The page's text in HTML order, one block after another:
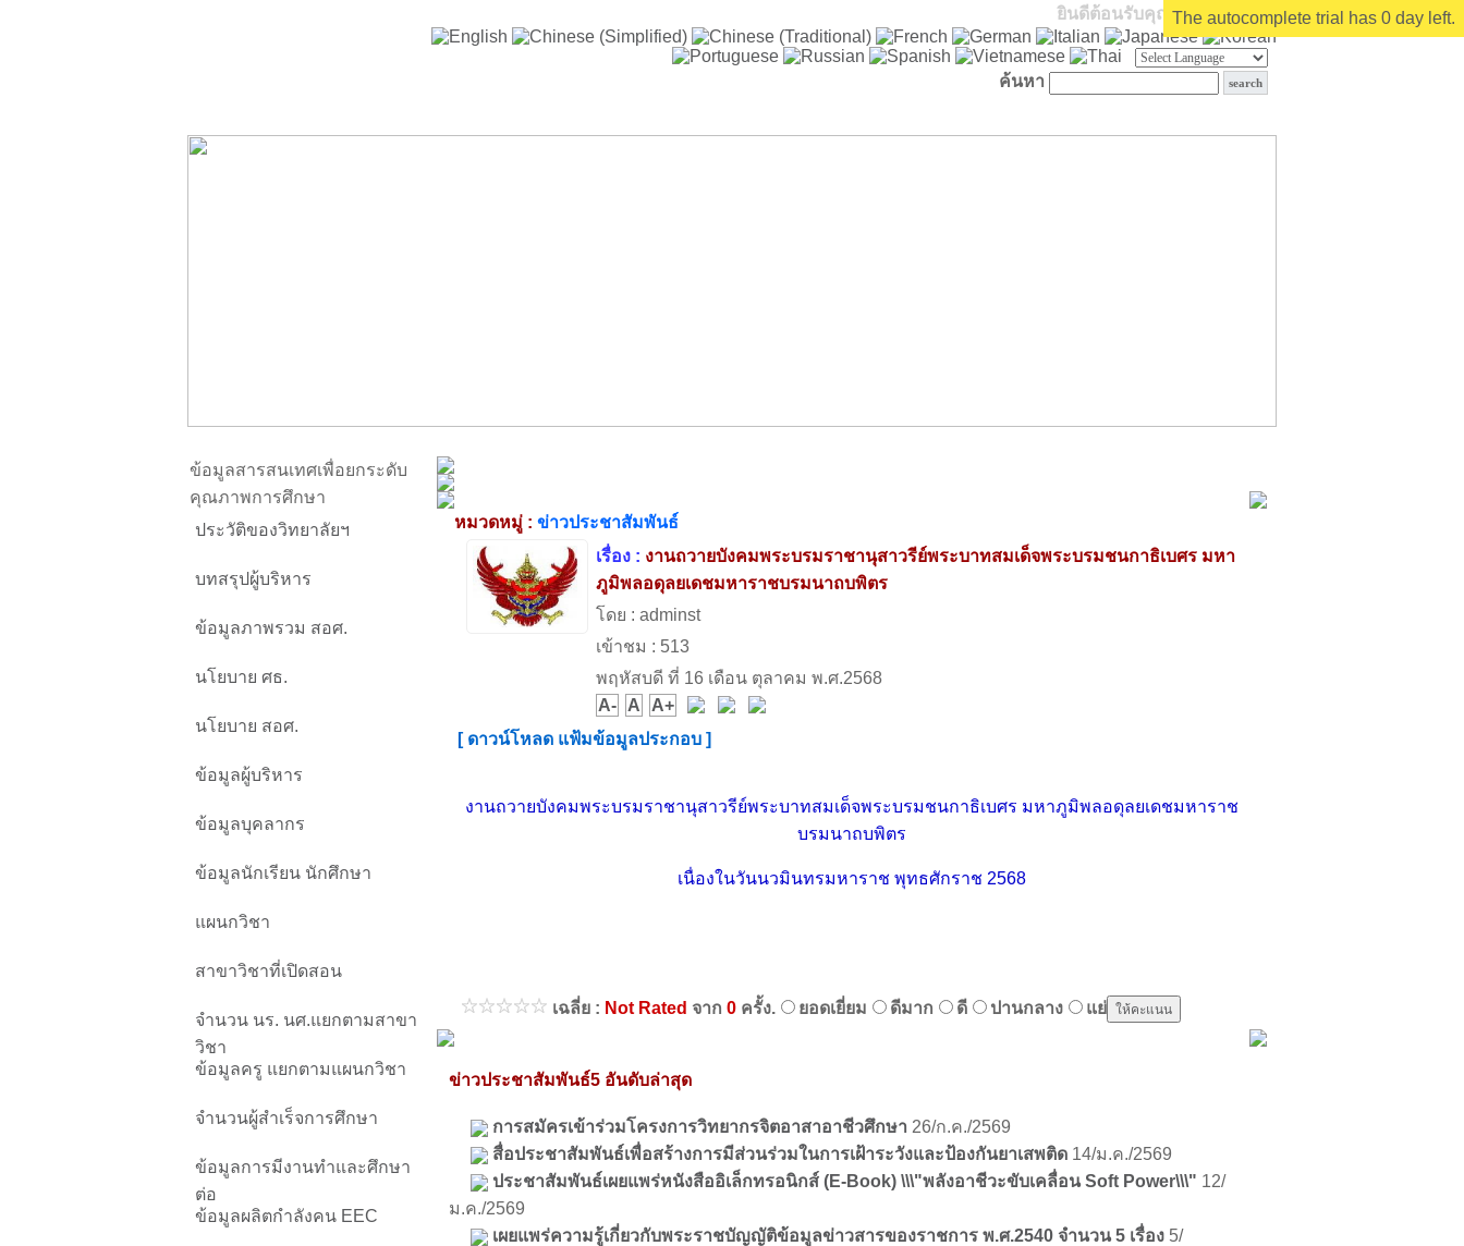
ยินดีต้อนรับคุณบุคคลทั่วไป
ค้นหา
ข้อมูลสารสนเทศเพื่อยกระดับ
คุณภาพการศึกษา
ประวัติของวิทยาลัยฯ
บทสรุปผู้บริหาร
ข้อมูลภาพรวม สอศ.
นโยบาย ศธ.
นโยบาย สอศ.
ข้อมูลผู้บริหาร
ข้อมูลบุคลากร
ข้อมูลนักเรียน นักศึกษา
แผนกวิชา
สาขาวิชาที่เปิดสอน
จำนวน นร. นศ.แยกตามสาขา
วิชา
ข้อมูลครู แยกตามแผนกวิชา
จำนวนผู้สำเร็จการศึกษา
ข้อมูลการมีงานทำและศึกษา
ต่อ
ข้อมูลผลิตกำลังคน EEC
หมวดหมู่ : ข่าวประชาสัมพันธ์
เรื่อง : งานถวายบังคมพระบรมราชานุสาวรีย์พระบาทสมเด็จพระบรมชนกาธิเบศร มหา
ภูมิพลอดุลยเดชมหาราชบรมนาถบพิตร
โดย : adminst
เข้าชม : 513
พฤหัสบดี ที่ 16 เดือน ตุลาคม พ.ศ.2568
A-
A
A+
[ ดาวน์โหลด แฟ้มข้อมูลประกอบ ]
งานถวายบังคมพระบรมราชานุสาวรีย์พระบาทสมเด็จพระบรมชนกาธิเบศร มหาภูมิพลอดุลยเดชมหาราช
บรมนาถบพิตร
เนื่องในวันนวมินทรมหาราช พุทธศักราช 2568
เฉลี่ย : Not Rated จาก 0 ครั้ง. ยอดเยี่ยม ดีมาก ดี ปานกลาง แย่
ข่าวประชาสัมพันธ์5 อันดับล่าสุด
การสมัครเข้าร่วมโครงการวิทยากรจิตอาสาอาชีวศึกษา 26/ก.ค./2569
สื่อประชาสัมพันธ์เพื่อสร้างการมีส่วนร่วมในการเฝ้าระวังและป้องกันยาเสพติด 14/ม.ค./2569
ประชาสัมพันธ์เผยแพร่หนังสืออิเล็กทรอนิกส์ (E-Book) \\\"พลังอาชีวะขับเคลื่อน Soft Power\\\" 12/
ม.ค./2569
เผยแพร่ความรู้เกี่ยวกับพระราชบัญญัติข้อมูลข่าวสารของราชการ พ.ศ.2540 จำนวน 5 เรื่อง 5/
The autocomplete trial has 0 day left.